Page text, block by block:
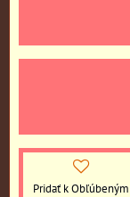
Pridať k Obľúbeným